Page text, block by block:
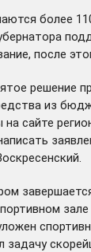
более
после
решение
из
сайте
задачу